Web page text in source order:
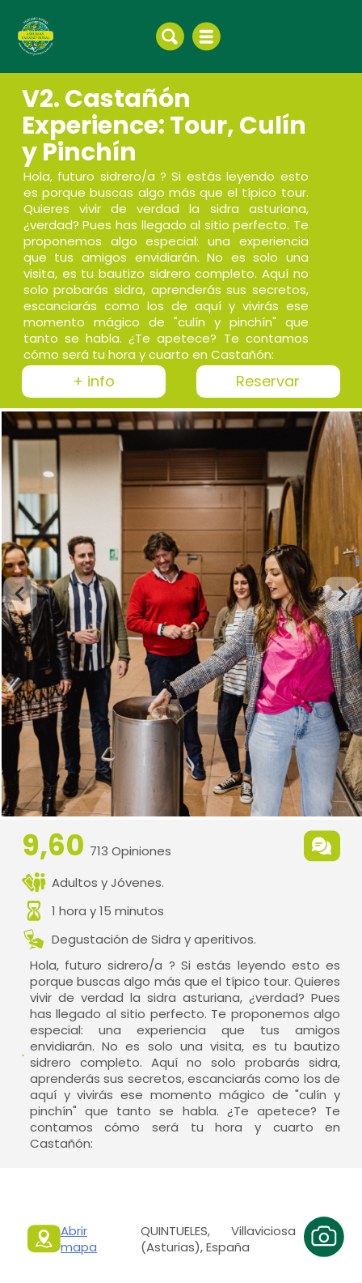
V2. Castañón
Experience: Tour, Culín
y Pinchín
Hola, futuro sidrero/a ? Si estás leyendo esto
es porque buscas algo más que el típico tour.
Quieres vivir de verdad la sidra asturiana,
¿verdad? Pues has llegado al sitio perfecto. Te
proponemos algo especial: una experiencia
que tus amigos envidiarán. No es solo una
visita, es tu bautizo sidrero completo. Aquí no
solo probarás sidra, aprenderás sus secretos,
escanciarás como los de aquí y vivirás ese
momento mágico de "culín y pinchín" que
tanto se habla. ¿Te apetece? Te contamos
cómo será tu hora y cuarto en Castañón:
+ info Reservar
9,60 713 Opiniones
Adultos y Jóvenes.
1 hora y 15 minutos
Degustación de Sidra y aperitivos.
Hola, futuro sidrero/a ? Si estás leyendo esto es
porque buscas algo más que el típico tour. Quieres
vivir de verdad la sidra asturiana, ¿verdad? Pues
has llegado al sitio perfecto. Te proponemos algo
especial: una experiencia que tus amigos
envidiarán. No es solo una visita, es tu bautizo
sidrero completo. Aquí no solo probarás sidra,
aprenderás sus secretos, escanciarás como los de
aquí y vivirás ese momento mágico de "culín y
pinchín" que tanto se habla. ¿Te apetece? Te
contamos cómo será tu hora y cuarto en
Castañón:
Abrir
mapa
QUINTUELES, Villaviciosa
(Asturias), España